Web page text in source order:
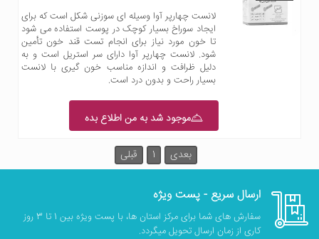
لانست چهارپر آوا وسیله ای سوزنی شکل است که برای
ایجاد سوراخ بسیار کوچک در پوست استفاده می شود
تا خون مورد نیاز برای انجام تست قند خون تأمین
شود. لانست چهارپر آوا دارای سر استریل است و به
دلیل ظرافت و اندازه مناسب خون گیری با لانست
بسیار راحت و بدون درد است.
موجود شد به من اطلاع بده
قبلی 1 بعدی
ارسال سریع - پست ویژه
سفارش های شما برای مرکز استان ها، با پست ویژه بین 1 تا 3 روز
کاری از زمان ارسال تحویل میگردد.